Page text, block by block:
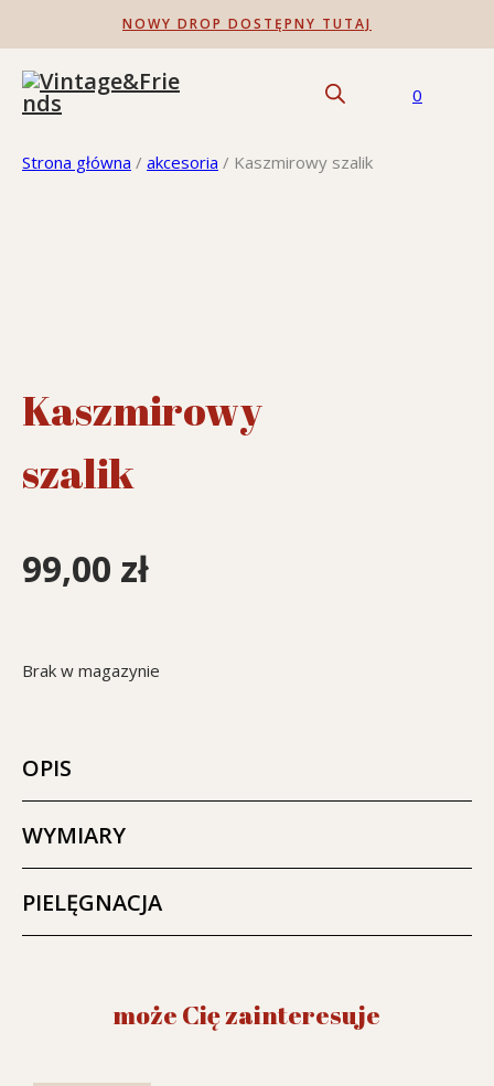
NOWY DROP DOSTĘPNY TUTAJ
0
Strona główna / akcesoria / Kaszmirowy szalik
Kaszmirowy
szalik
99,00 zł
Brak w magazynie
OPIS
WYMIARY
PIELĘGNACJA
może Cię zainteresuje